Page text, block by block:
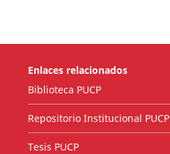
Enlaces relacionados
Biblioteca PUCP
Repositorio Institucional PUCP
Tesis PUCP